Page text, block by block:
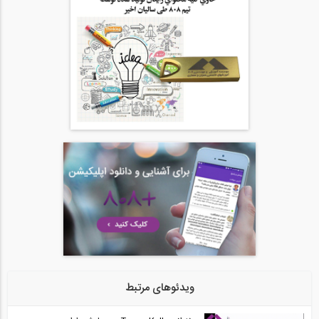
نکات آموزشی جوشکاری با فرآیند MIG...
نکات آموزشی جوشکاری با فرآیند الکترود...
نکات آموزشی جلوگیری و ممانعت از اعوجاع...
معرفی انواع الکترودهای جوشکاری، مقاومت...
ویدئوهای مرتبط